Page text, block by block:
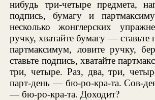
нибудь три-четыре предмета,
подпись, бумагу и
несколько жонглерских
ручку, хватайте бумагу — ставьте
партмаксимум, ловите ручку,
ставьте подпись, хватайте
три, четыре. Раз, два, три,
парт-день — бю-ро-кра-та. Сов-
— бю-ро-кра-та. Доходит?